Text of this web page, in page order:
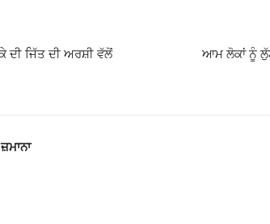
ਦੀ ਜਿੱਤ ਦੀ ਅਰਸ਼ੀ ਵੱਲੋਂ
ਆਮ ਲੋਕਾਂ ਨੂੰ